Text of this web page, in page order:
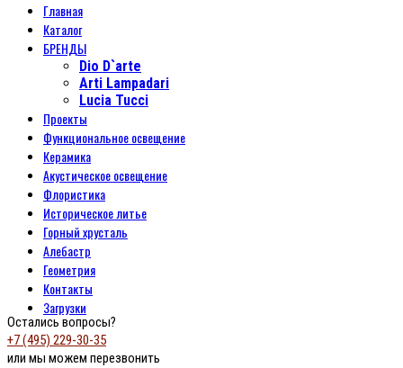
Главная
Каталог
БРЕНДЫ
Dio D`arte
Arti Lampadari
Lucia Tucci
Проекты
Функциональное освещение
Керамика
Акустическое освещение
Флористика
Историческое литье
Горный хрусталь
Алебастр
Геометрия
Контакты
Загрузки
Остались вопросы?
+7 (495) 229-30-35
или мы можем перезвонить